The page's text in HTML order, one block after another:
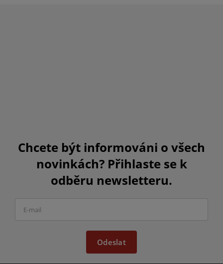
Chcete být informováni o všech
novinkách? Přihlaste se k
odběru newsletteru.
Odeslat